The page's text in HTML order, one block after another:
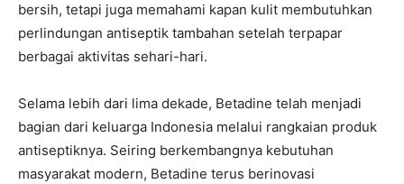
bersih, tetapi juga memahami kapan kulit membutuhkan
perlindungan antiseptik tambahan setelah terpapar
berbagai aktivitas sehari-hari.
Selama lebih dari lima dekade, Betadine telah menjadi
bagian dari keluarga Indonesia melalui rangkaian produk
antiseptiknya. Seiring berkembangnya kebutuhan
masyarakat modern, Betadine terus berinovasi